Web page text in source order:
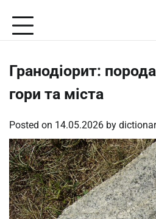
content
Гранодіорит:
гори та міста
Posted on 14.05.2026 by